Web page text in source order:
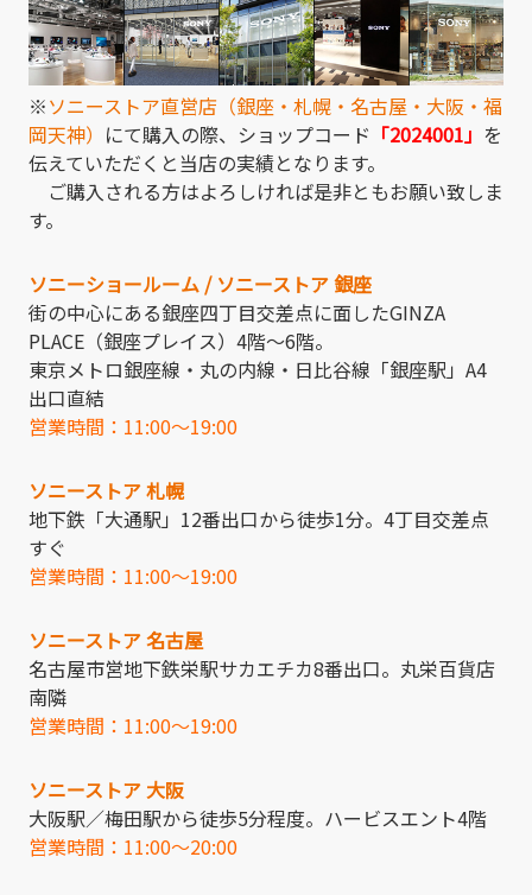
※ソニーストア直営店（銀座・札幌・名古屋・大阪・福
岡天神） にて購入の際、ショップコード 「2024001」 を
伝えていただくと当店の実績となります。
ご購入される方はよろしければ是非ともお願い致しま
す。
ソニーショールーム / ソニーストア 銀座
街の中心にある銀座四丁目交差点に面したGINZA
PLACE（銀座プレイス）4階～6階。
東京メトロ銀座線・丸の内線・日比谷線「銀座駅」A4
出口直結
営業時間：11:00～19:00
ソニーストア 札幌
地下鉄「大通駅」12番出口から徒歩1分。4丁目交差点
すぐ
営業時間：11:00～19:00
ソニーストア 名古屋
名古屋市営地下鉄栄駅サカエチカ8番出口。丸栄百貨店
南隣
営業時間：11:00～19:00
ソニーストア 大阪
大阪駅／梅田駅から徒歩5分程度。ハービスエント4階
営業時間：11:00～20:00